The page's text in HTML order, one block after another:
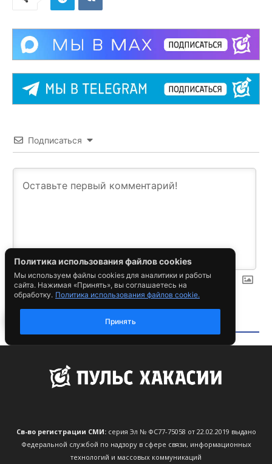
Св-во регистрации СМИ:серия Эл № ФС77-75058 от 22.02.2019 выдано
Федеральной службой по надзору в сфере связи, информационных
технологий и массовых коммуникаций